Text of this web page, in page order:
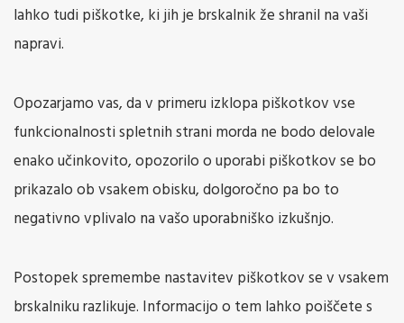
lahko tudi piškotke, ki jih je brskalnik že shranil na vaši
napravi.
Opozarjamo vas, da v primeru izklopa piškotkov vse
funkcionalnosti spletnih strani morda ne bodo delovale
enako učinkovito, opozorilo o uporabi piškotkov se bo
prikazalo ob vsakem obisku, dolgoročno pa bo to
negativno vplivalo na vašo uporabniško izkušnjo.
Postopek spremembe nastavitev piškotkov se v vsakem
brskalniku razlikuje. Informacijo o tem lahko poiščete s